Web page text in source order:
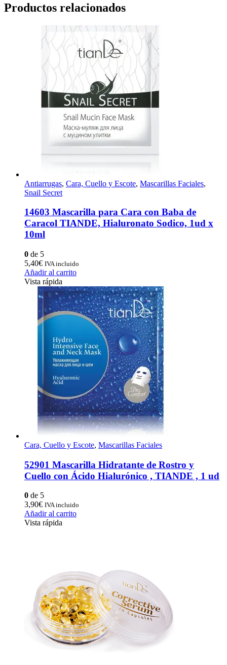
Productos relacionados
Antiarrugas, Cara, Cuello y Escote, Mascarillas Faciales,
Snail Secret
14603 Mascarilla para Cara con Baba de
Caracol TIANDE, Hialuronato Sodico, 1ud x
10ml
0 de 5
5,40€ IVA incluido
Añadir al carrito
Vista rápida
Cara, Cuello y Escote, Mascarillas Faciales
52901 Mascarilla Hidratante de Rostro y
Cuello con Ácido Hialurónico , TIANDE , 1 ud
0 de 5
3,90€ IVA incluido
Añadir al carrito
Vista rápida